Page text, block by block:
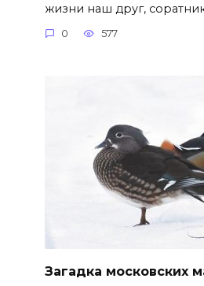
жизни наш друг,
0 577
Загадка московских